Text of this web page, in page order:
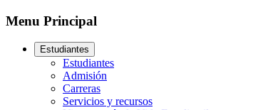
Menu Principal
Estudiantes
Estudiantes
Admisión
Carreras
Servicios y recursos